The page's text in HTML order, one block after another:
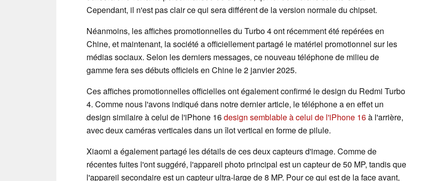
Cependant, il n'est pas clair ce qui sera différent de la version normale du chipset.
Néanmoins, les affiches promotionnelles du Turbo 4 ont récemment été repérées en
Chine, et maintenant, la société a officiellement partagé le matériel promotionnel sur les
médias sociaux. Selon les derniers messages, ce nouveau téléphone de milieu de
gamme fera ses débuts officiels en Chine le 2 janvier 2025.
Ces affiches promotionnelles officielles ont également confirmé le design du Redmi Turbo
4. Comme nous l'avons indiqué dans notre dernier article, le téléphone a en effet un
design similaire à celui de l'iPhone 16design semblable à celui de l'iPhone 16à l'arrière,
avec deux caméras verticales dans un îlot vertical en forme de pilule.
Xiaomi a également partagé les détails de ces deux capteurs d'image. Comme de
récentes fuites l'ont suggéré, l'appareil photo principal est un capteur de 50 MP, tandis que
l'appareil secondaire est un capteur ultra-large de 8 MP. Pour ce qui est de la face avant,